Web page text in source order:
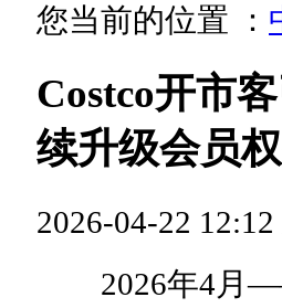
您当前的位置 ：
Costco开市
续升级会员
2026-04-22 12:12
2026年4月——